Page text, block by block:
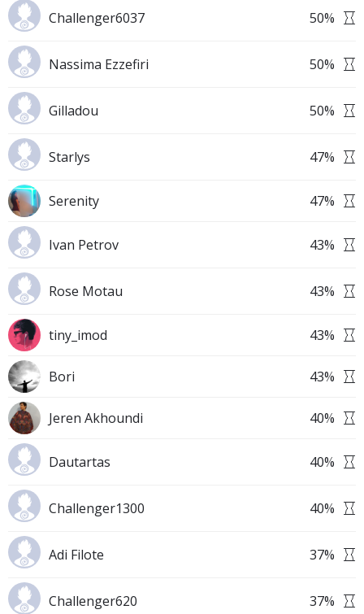
Challenger6037 50%
Nassima Ezzefiri 50%
Gilladou 50%
Starlys 47%
Serenity 47%
Ivan Petrov 43%
Rose Motau 43%
tiny_imod 43%
Bori 43%
Jeren Akhoundi 40%
Dautartas 40%
Challenger1300 40%
Adi Filote 37%
Challenger620 37%